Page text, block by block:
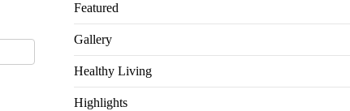
Featured
Gallery
Healthy Living
Highlights